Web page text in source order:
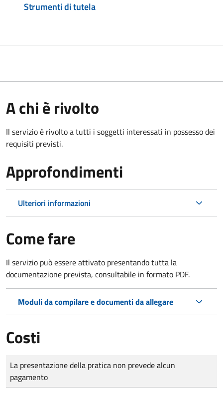
Strumenti di tutela
A chi è rivolto
Il servizio è rivolto a tutti i soggetti interessati in possesso dei
requisiti previsti.
Approfondimenti
Ulteriori informazioni
Come fare
Il servizio può essere attivato presentando tutta la
documentazione prevista, consultabile in formato PDF.
Moduli da compilare e documenti da allegare
Costi
Tipo di pagamento
Importo
La presentazione della pratica non prevede alcun
pagamento